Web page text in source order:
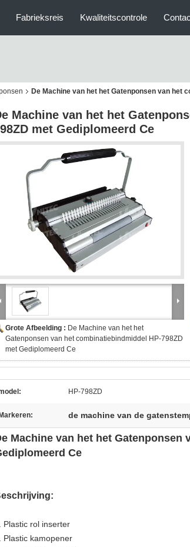
Fabrieksreis Kwaliteitscontrole
De Machine van het het Gatenponsen van het
Machine van het het
met Gediplomeerd Ce
Grote Afbeelding : De Machine van het het
Gatenponsen van het combinatiebindmiddel HP-798ZD
met Gediplomeerd Ce
HP-798ZD
Markeren: de machine van de
Machine van het het Gatenponsen
Ce
Plastic rol inserter
Plastic kamopener